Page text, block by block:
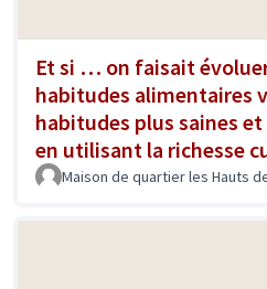
Et si … on faisait
habitudes alimentaires
habitudes plus saines
en utilisant la richesse
Maison de quartier les Hauts